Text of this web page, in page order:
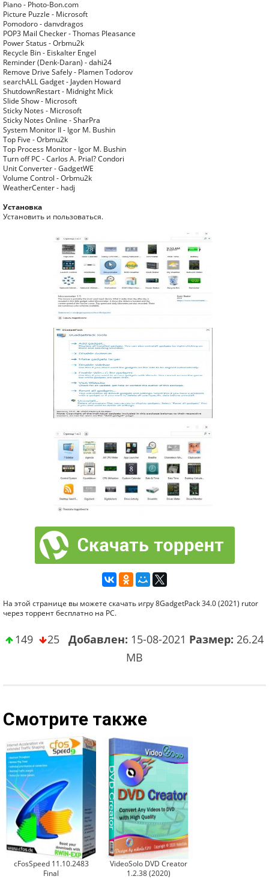
Piano - Photo-Bon.com
Picture Puzzle - Microsoft
Pomodoro - danvdragos
POP3 Mail Checker - Thomas Pleasance
Power Status - Orbmu2k
Recycle Bin - Eiskalter Engel
Reminder (Denk-Daran) - dahi24
Remove Drive Safely - Plamen Todorov
searchALL Gadget - Jayden Howard
ShutdownRestart - Midnight Mick
Slide Show - Microsoft
Sticky Notes - Microsoft
Sticky Notes Online - SharPra
System Monitor II - Igor M. Bushin
Top Five - Orbmu2k
Top Process Monitor - Igor M. Bushin
Turn off PC - Carlos A. Prial? Condori
Unit Converter - GadgetWE
Volume Control - Orbmu2k
WeatherCenter - hadj
Установка
Установить и пользоваться.
На этой странице вы можете скачать игру 8GadgetPack 34.0 (2021) rutor
через торрент бесплатно на PC.
149 25 Добавлен: 15-08-2021 Размер: 26.24
MB
Смотрите также
cFosSpeed 11.10.2483
Final
VideoSolo DVD Creator
1.2.38 (2020)